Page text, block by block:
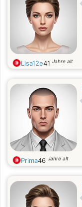
Lisa12e41 Jahre alt
Prima46 Jahre alt